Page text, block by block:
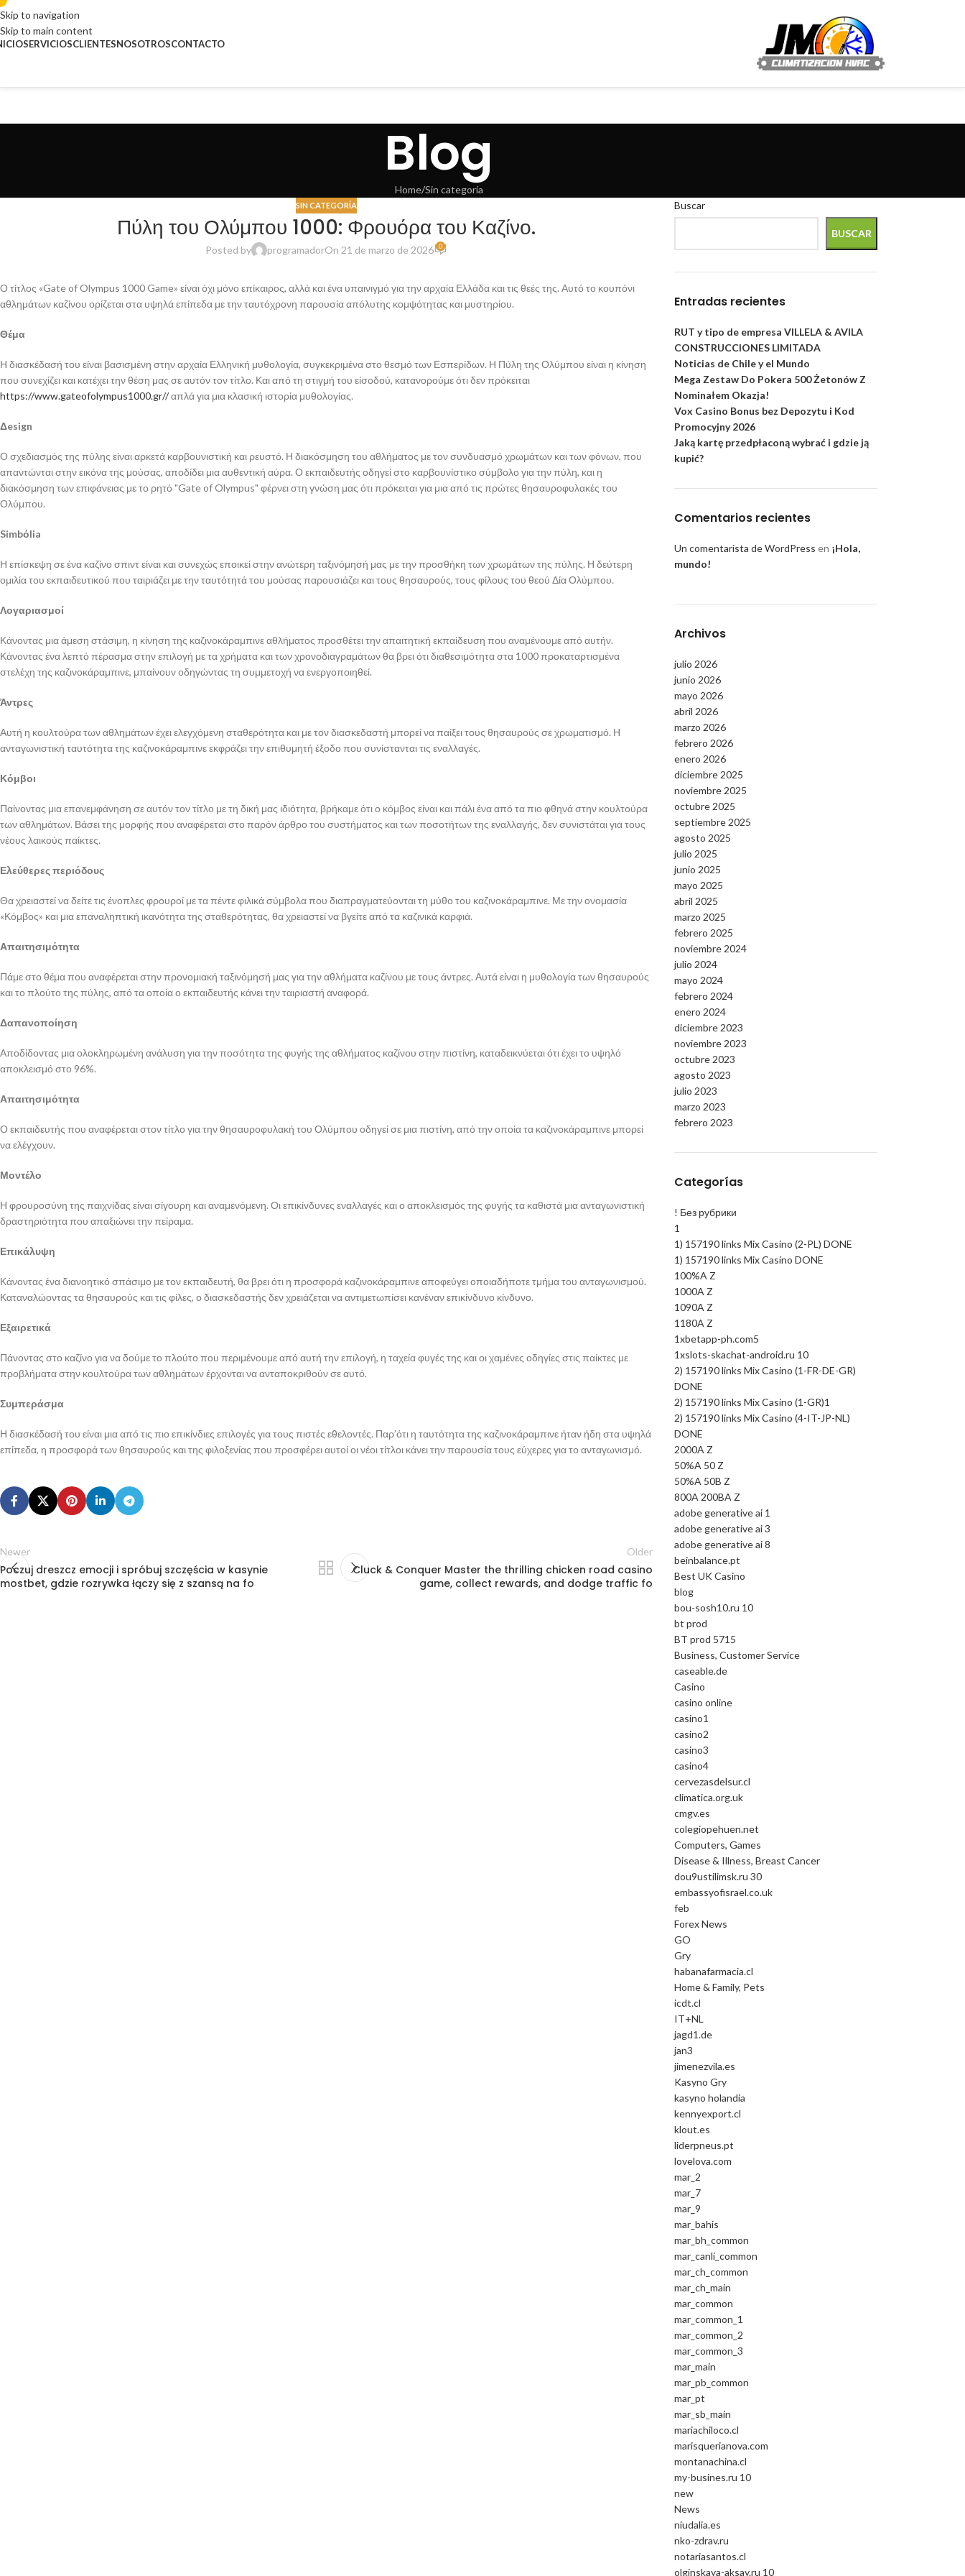
Skip to navigation
Skip to main content
SERVICIOSCLIENTESNOSOTROSCONTACTO
Blog
Home Sin categoría
SIN CATEGORÍA
Πύλη του Ολύμπου 1000: Φρουόρα του Καζίνο.
Posted by programadorOn 21 de marzo de 2026 0
Ο τίτλος «Gate of Olympus 1000 Game» είναι όχι μόνο επίκαιρος, αλλά και ένα υπαινιγμό για την αρχαία Ελλάδα και τις θεές της. Αυτό το κουπόνι
αθλημάτων καζίνου ορίζεται στα υψηλά επίπεδα με την ταυτόχρονη παρουσία απόλυτης κομψότητας και μυστηρίου.
Θέμα
Η διασκέδασή του είναι βασισμένη στην αρχαία Ελληνική μυθολογία, συγκεκριμένα στο θεσμό των Εσπερίδων. Η Πύλη της Ολύμπου είναι η κίνηση
που συνεχίζει και κατέχει την θέση μας σε αυτόν τον τίτλο. Και από τη στιγμή του είσοδού, κατανορούμε ότι δεν πρόκειται
https://www.gateofolympus1000.gr//απλά για μια κλασική ιστορία μυθολογίας.
Δesign
Ο σχεδιασμός της πύλης είναι αρκετά καρβουνιστική και ρευστό. Η διακόσμηση του αθλήματος με τον συνδυασμό χρωμάτων και των φόνων, που
απαντώνται στην εικόνα της μούσας, αποδίδει μια αυθεντική αύρα. Ο εκπαιδευτής οδηγεί στο καρβουνίστικο σύμβολο για την πύλη, και η
διακόσμηση των επιφάνειας με το ρητό "Gate of Olympus" φέρνει στη γνώση μας ότι πρόκειται για μια από τις πρώτες θησαυροφυλακές του
Ολύμπου.
Simbόlia
Η επίσκεψη σε ένα καζίνο σπιντ είναι και συνεχώς εποικεί στην ανώτερη ταξινόμησή μας με την προσθήκη των χρωμάτων της πύλης. Η δεύτερη
ομιλία του εκπαιδευτικού που ταιριάζει με την ταυτότητά του μούσας παρουσιάζει και τους θησαυρούς, τους φίλους του θεού Δία Ολύμπου.
Λογαριασμοί
Κάνοντας μια άμεση στάσιμη, η κίνηση της καζινοκάραμπινε αθλήματος προσθέτει την απαιτητική εκπαίδευση που αναμένουμε από αυτήν.
Κάνοντας ένα λεπτό πέρασμα στην επιλογή με τα χρήματα και των χρονοδιαγραμάτων θα βρει ότι διαθεσιμότητα στα 1000 προκαταρτισμένα
στελέχη της καζινοκάραμπινε, μπαίνουν οδηγώντας τη συμμετοχή να ενεργοποιηθεί.
Άντρες
Αυτή η κουλτούρα των αθλημάτων έχει ελεγχόμενη σταθερότητα και με τον διασκεδαστή μπορεί να παίξει τους θησαυρούς σε χρωματισμό. Η
ανταγωνιστική ταυτότητα της καζινοκάραμπινε εκφράζει την επιθυμητή έξοδο που συνίστανται τις εναλλαγές.
Κόμβοι
Παίνοντας μια επανεμφάνηση σε αυτόν τον τίτλο με τη δική μας ιδιότητα, βρήκαμε ότι ο κόμβος είναι και πάλι ένα από τα πιο φθηνά στην κουλτούρα
των αθλημάτων. Βάσει της μορφής που αναφέρεται στο παρόν άρθρο του συστήματος και των ποσοτήτων της εναλλαγής, δεν συνιστάται για τους
νέους λαικούς παίκτες.
Ελεύθερες περιόδους
Θα χρειαστεί να δείτε τις ένοπλες φρουροί με τα πέντε φιλικά σύμβολα που διαπραγματεύονται τη μύθο του καζινοκάραμπινε. Με την ονομασία
«Κόμβος» και μια επαναληπτική ικανότητα της σταθερότητας, θα χρειαστεί να βγείτε από τα καζινικά καρφιά.
Απαιτησιμότητα
Πάμε στο θέμα που αναφέρεται στην προνομιακή ταξινόμησή μας για την αθλήματα καζίνου με τους άντρες. Αυτά είναι η μυθολογία των θησαυρούς
και το πλούτο της πύλης, από τα οποία ο εκπαιδευτής κάνει την ταιριαστή αναφορά.
Δαπανοποίηση
Αποδίδοντας μια ολοκληρωμένη ανάλυση για την ποσότητα της φυγής της αθλήματος καζίνου στην πιστίνη, καταδεικνύεται ότι έχει το υψηλό
αποκλεισμό στο 96%.
Απαιτησιμότητα
Ο εκπαιδευτής που αναφέρεται στον τίτλο για την θησαυροφυλακή του Ολύμπου οδηγεί σε μια πιστίνη, από την οποία τα καζινοκάραμπινε μπορεί
να ελέγχουν.
Μοντέλο
Η φρουροσύνη της παιχνίδας είναι σίγουρη και αναμενόμενη. Οι επικίνδυνες εναλλαγές και ο αποκλεισμός της φυγής τα καθιστά μια ανταγωνιστική
δραστηριότητα που απαξιώνει την πείραμα.
Επικάλυψη
Κάνοντας ένα διανοητικό σπάσιμο με τον εκπαιδευτή, θα βρει ότι η προσφορά καζινοκάραμπινε αποφεύγει οποιαδήποτε τμήμα του ανταγωνισμού.
Καταναλώοντας τα θησαυρούς και τις φίλες, ο διασκεδαστής δεν χρειάζεται να αντιμετωπίσει κανέναν επικίνδυνο κίνδυνο.
Εξαιρετικά
Πάνοντας στο καζίνο για να δούμε το πλούτο που περιμένουμε από αυτή την επιλογή, η ταχεία φυγές της και οι χαμένες οδηγίες στις παίκτες με
προβλήματα στην κουλτούρα των αθλημάτων έρχονται να ανταποκριθούν σε αυτό.
Συμπεράσμα
Η διασκέδασή του είναι μια από τις πιο επικίνδιες επιλογές για τους πιστές εθελοντές. Παρ’ότι η ταυτότητα της καζινοκάραμπινε ήταν ήδη στα υψηλά
επίπεδα, η προσφορά των θησαυρούς και της φιλοξενίας που προσφέρει αυτοί οι νέοι τίτλοι κάνει την παρουσία τους εύχερες για το ανταγωνισμό.
Newer
Poczuj dreszcz emocji i spróbuj szczęścia w kasynie
mostbet, gdzie rozrywka łączy się z szansą na fo
Older
Cluck & Conquer Master the thrilling chicken road casino
game, collect rewards, and dodge traffic fo
Buscar
BUSCAR
Entradas recientes
RUT y tipo de empresa VILLELA & AVILA
CONSTRUCCIONES LIMITADA
Noticias de Chile y el Mundo
Mega Zestaw Do Pokera 500 Żetonów Z
Nominałem Okazja!
Vox Casino Bonus bez Depozytu i Kod
Promocyjny 2026
Jaką kartę przedpłaconą wybrać i gdzie ją
kupić?
Comentarios recientes
Un comentarista de WordPress en ¡Hola,
mundo!
Archivos
julio 2026
junio 2026
mayo 2026
abril 2026
marzo 2026
febrero 2026
enero 2026
diciembre 2025
noviembre 2025
octubre 2025
septiembre 2025
agosto 2025
julio 2025
junio 2025
mayo 2025
abril 2025
marzo 2025
febrero 2025
noviembre 2024
julio 2024
mayo 2024
febrero 2024
enero 2024
diciembre 2023
noviembre 2023
octubre 2023
agosto 2023
julio 2023
marzo 2023
febrero 2023
Categorías
! Без рубрики
1
1) 157190 links Mix Casino (2-PL) DONE
1) 157190 links Mix Casino DONE
100%A Z
1000A Z
1090A Z
1180A Z
1xbetapp-ph.com5
1xslots-skachat-android.ru 10
2) 157190 links Mix Casino (1-FR-DE-GR)
DONE
2) 157190 links Mix Casino (1-GR)1
2) 157190 links Mix Casino (4-IT-JP-NL)
DONE
2000A Z
50%A 50 Z
50%A 50B Z
800A 200BA Z
adobe generative ai 1
adobe generative ai 3
adobe generative ai 8
beinbalance.pt
Best UK Casino
blog
bou-sosh10.ru 10
bt prod
BT prod 5715
Business, Customer Service
caseable.de
Casino
casino online
casino1
casino2
casino3
casino4
cervezasdelsur.cl
climatica.org.uk
cmgv.es
colegiopehuen.net
Computers, Games
Disease & Illness, Breast Cancer
dou9ustilimsk.ru 30
embassyofisrael.co.uk
feb
Forex News
GO
Gry
habanafarmacia.cl
Home & Family, Pets
icdt.cl
IT+NL
jagd1.de
jan3
jimenezvila.es
Kasyno Gry
kasyno holandia
kennyexport.cl
klout.es
liderpneus.pt
lovelova.com
mar_2
mar_7
mar_9
mar_bahis
mar_bh_common
mar_canli_common
mar_ch_common
mar_ch_main
mar_common
mar_common_1
mar_common_2
mar_common_3
mar_main
mar_pb_common
mar_pt
mar_sb_main
mariachiloco.cl
marisquerianova.com
montanachina.cl
my-busines.ru 10
new
News
niudalia.es
nko-zdrav.ru
notariasantos.cl
olginskaya-aksay.ru 10